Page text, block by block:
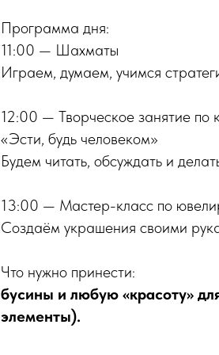
Программа дня:
11:00 — Шахматы
Играем, думаем, учимся
12:00 — Творческое занятие по
«Эсти, будь человеком»
Будем читать, обсуждать и
13:00 — Мастер-класс по
Создаём украшения своими
Что нужно принести:
бусины и любую «красоту»
элементы).